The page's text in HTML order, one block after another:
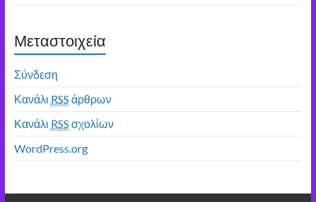
Μεταστοιχεία
Σύνδεση
Κανάλι RSS άρθρων
Κανάλι RSS σχολίων
WordPress.org